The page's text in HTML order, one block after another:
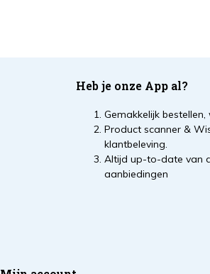
Heb je onze App al?
Gemakkelijk
Product scanner &
klantbeleving.
Altijd up-to-date van
aanbiedingen